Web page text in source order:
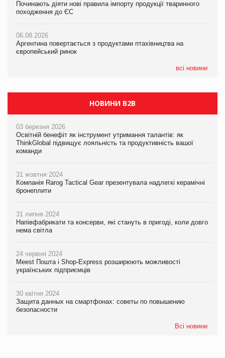
Починають діяти нові правила імпорту продукції тваринного
походження до ЄС
06.08.2026
Аргентина повертається з продуктами птахівництва на
європейський ринок
всі новини
Починають діяти нові правила імпорту продукції тваринного
походження до ЄС
06.08.2026
Аргентина повертається з продуктами птахівництва на
європейський ринок
Починають діяти нові правила імпорту продукції тваринного
походження до ЄС
06.08.2026
Аргентина повертається з продуктами птахівництва на
європейський ринок
НОВИНИ B2B
03 березня 2026
Освітній бенефіт як інструмент утримання талантів: як
ThinkGlobal підвищує лояльність та продуктивність вашої
команди
31 жовтня 2024
Компанія Rarog Tactical Gear презентувала надлегкі керамічні
бронеплити
31 липня 2024
Напівфабрикати та консерви, які стануть в пригоді, коли довго
нема світла
24 червня 2024
Meest Пошта і Shop-Express розширюють можливості
українських підприємців
30 квітня 2024
Защита данных на смартфонах: советы по повышению
безопасности
Всі новини